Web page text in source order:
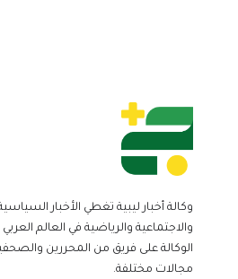
وكالة أخبار ليبية تغطي الأخبار
والاجتماعية والرياضية في العالم
الوكالة على فريق من المحررين
مجالات مختلفة.